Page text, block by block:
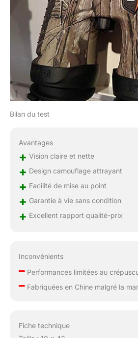
Bilan du test
Avantages
+ Vision claire et nette
+ Design camouflage attrayant
+ Facilité de mise au point
+ Garantie à vie sans condition
+ Excellent rapport qualité-prix
Inconvénients
–Performances limitées au
–Fabriquées en Chine malgré la
Fiche technique